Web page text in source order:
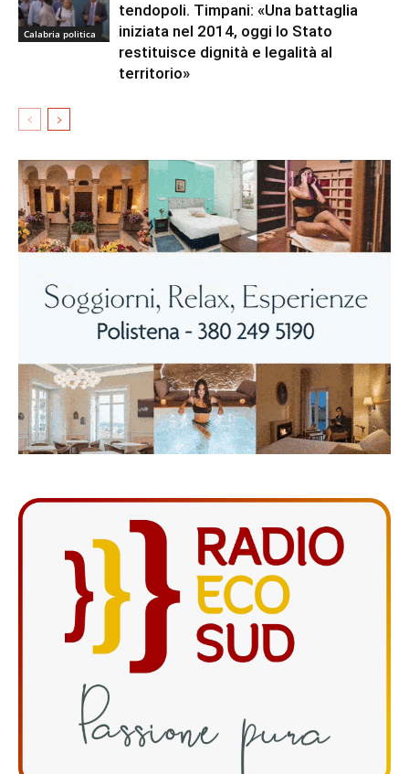
Calabria politica
tendopoli. Timpani: «Una battaglia
iniziata nel 2014, oggi lo Stato
restituisce dignità e legalità al
territorio»